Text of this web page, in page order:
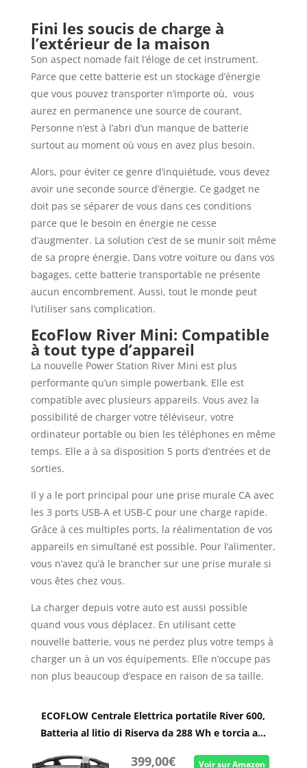
Fini les soucis de charge à
l’extérieur de la maison
Son aspect nomade fait l’éloge de cet instrument.
Parce que cette batterie est un stockage d’énergie
que vous pouvez transporter n’importe où, vous
aurez en permanence une source de courant.
Personne n’est à l’abri d’un manque de batterie
surtout au moment où vous en avez plus besoin.
Alors, pour éviter ce genre d’inquiétude, vous devez
avoir une seconde source d’énergie. Ce gadget ne
doit pas se séparer de vous dans ces conditions
parce que le besoin en énergie ne cesse
d’augmenter. La solution c’est de se munir soit même
de sa propre énergie. Dans votre voiture ou dans vos
bagages, cette batterie transportable ne présente
aucun encombrement. Aussi, tout le monde peut
l’utiliser sans complication.
EcoFlow River Mini: Compatible
à tout type d’appareil
La nouvelle Power Station River Mini est plus
performante qu’un simple powerbank. Elle est
compatible avec plusieurs appareils. Vous avez la
possibilité de charger votre téléviseur, votre
ordinateur portable ou bien les téléphones en même
temps. Elle a à sa disposition 5 ports d’entrées et de
sorties.
Il y a le port principal pour une prise murale CA avec
les 3 ports USB-A et USB-C pour une charge rapide.
Grâce à ces multiples ports, la réalimentation de vos
appareils en simultané est possible. Pour l’alimenter,
vous n’avez qu’à le brancher sur une prise murale si
vous êtes chez vous.
La charger depuis votre auto est aussi possible
quand vous vous déplacez. En utilisant cette
nouvelle batterie, vous ne perdez plus votre temps à
charger un à un vos équipements. Elle n’occupe pas
non plus beaucoup d’espace en raison de sa taille.
ECOFLOW Centrale Elettrica portatile River 600,
Batteria al litio di Riserva da 288 Wh e torcia a...
399,00€ Voir sur Amazon